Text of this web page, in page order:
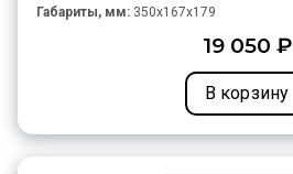
Габариты, мм: 350x167x179
19 050 ₽
В корзину